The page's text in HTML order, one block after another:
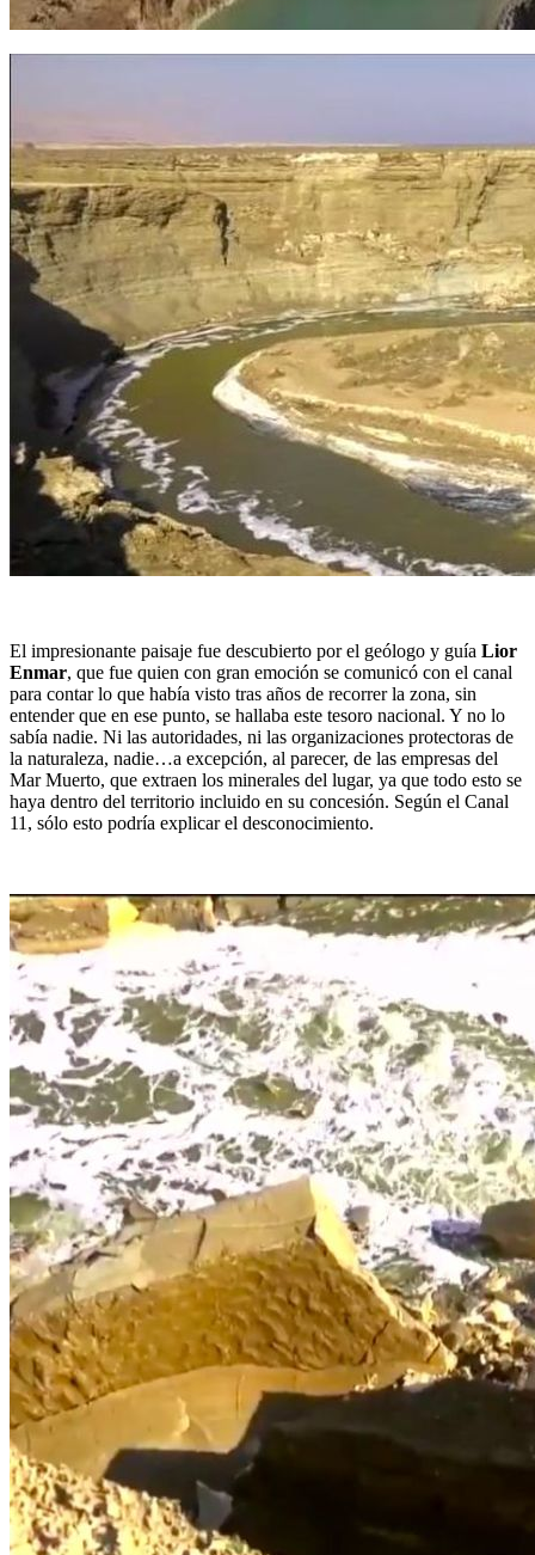
El impresionante paisaje fue descubierto por el geólogo y guía Lior
Enmar, que fue quien con gran emoción se comunicó con el canal
para contar lo que había visto tras años de recorrer la zona, sin
entender que en ese punto, se hallaba este tesoro nacional. Y no lo
sabía nadie. Ni las autoridades, ni las organizaciones protectoras de
la naturaleza, nadie…a excepción, al parecer, de las empresas del
Mar Muerto, que extraen los minerales del lugar, ya que todo esto se
haya dentro del territorio incluido en su concesión. Según el Canal
11, sólo esto podría explicar el desconocimiento.